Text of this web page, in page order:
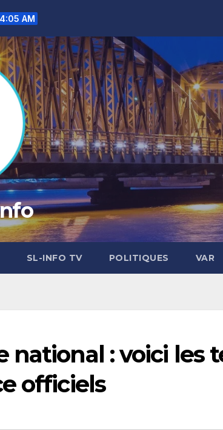
AM
SL-INFO TV POLITIQUES VAR
national : voici les
officiels